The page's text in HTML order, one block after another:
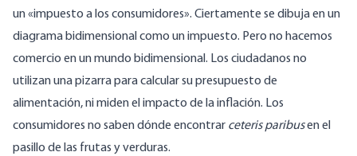
un «impuesto a los consumidores». Ciertamente se dibuja en un
diagrama bidimensional como un impuesto. Pero no hacemos
comercio en un mundo bidimensional. Los ciudadanos no
utilizan una pizarra para calcular su presupuesto de
alimentación, ni miden el impacto de la inflación. Los
consumidores no saben dónde encontrar ceteris paribusen el
pasillo de las frutas y verduras.